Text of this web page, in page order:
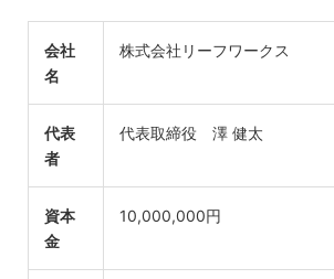
会社
名
株式会社リーフワークス
代表
者
代表取締役 澤 健太
資本
金
10,000,000円